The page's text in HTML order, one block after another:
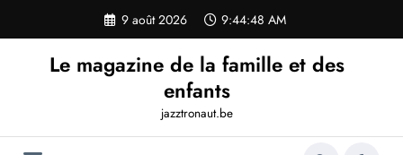
contenu
9 août 2026 9:44:49 AM
Le magazine de la famille et des
enfants
jazztronaut.be